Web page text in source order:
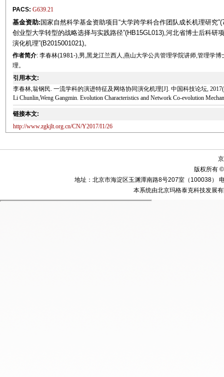
PACS: G639.21
基金资助: 国家自然科学基金资助项目“大学跨学科合作团队成长机理研究
创业型大学转型的战略选择与实践路径”(HB15GL013),河北省博士后科研
演化机理”(B2015001021)。
作者简介: 李春林(1981-),男,黑龙江兰西人,燕山大学公共管理学院讲师,管理学
理。
引用本文:
李春林,翁钢民. 一流学科的演进特征及网络协同演化机理[J]. 中国科技论坛,
Li Chunlin,Weng Gangmin. Evolution Characteristics and Network Co-evolution
链接本文:
http://www.zgkjlt.org.cn/CN/Y2017/I1/26
版权所有
地址：北京市海淀区玉渊潭南路8号207室（100038）
本系统由北京玛格泰克科技发展